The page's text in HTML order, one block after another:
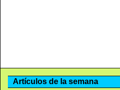
Artículos de la semana